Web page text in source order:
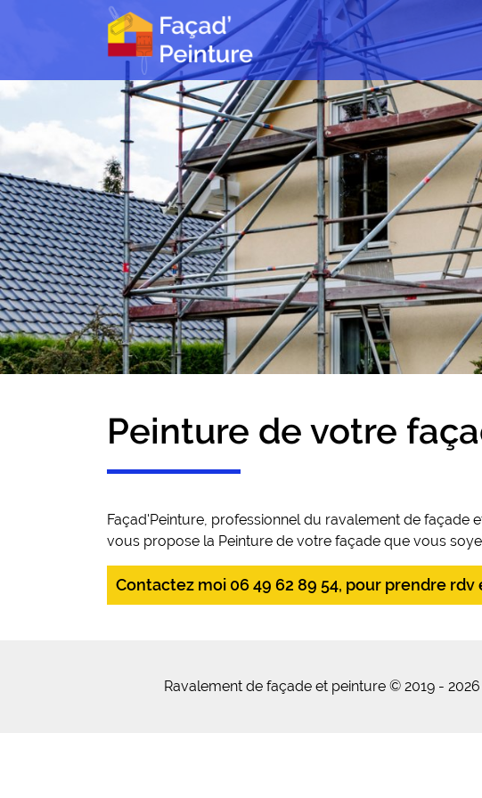
Peinture de votre
Façad'Peinture, professionnel du ravalement de façade
vous propose la Peinture de votre façade que vous
Contactez moi 06 49 62 89 54, pour prendre
Ravalement de façade et peinture © 2019 - 2026